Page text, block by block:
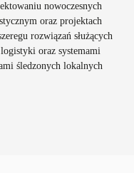
nowoczesnych
oraz projektach
rozwiązań służących
oraz systemami
śledzonych lokalnych